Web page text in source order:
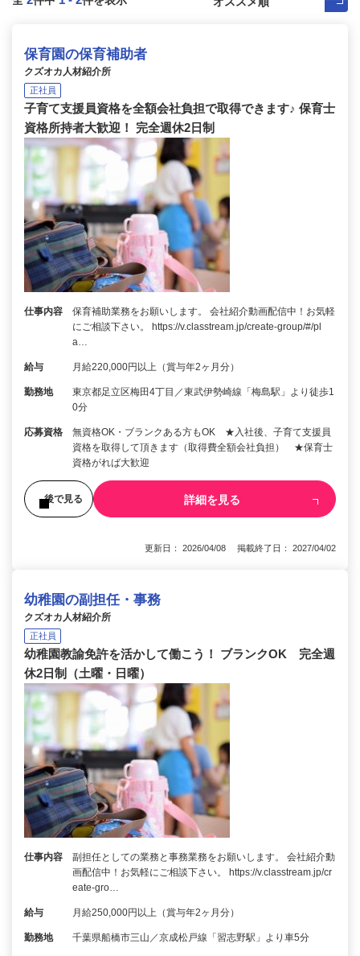
保育園の保育補助者
クズオカ人材紹介所
正社員
子育て支援員資格を全額会社負担で取得できます♪ 保育士
資格所持者大歓迎！ 完全週休2日制
仕事内容
保育補助業務をお願いします。 会社紹介動画配信中！お気軽
にご相談下さい。 https://v.classtream.jp/create-group/#/pl
a…
給与 月給220,000円以上（賞与年2ヶ月分）
勤務地
東京都足立区梅田4丁目／東武伊勢崎線「梅島駅」より徒歩1
0分
応募資格
無資格OK・ブランクある方もOK ★入社後、子育て支援員
資格を取得して頂きます（取得費全額会社負担） ★保育士
資格がれば大歓迎
後で見る 詳細を見る
更新日： 2026/04/08 掲載終了日： 2027/04/02
幼稚園の副担任・事務
クズオカ人材紹介所
正社員
幼稚園教諭免許を活かして働こう！ ブランクOK 完全週
休2日制（土曜・日曜）
仕事内容
副担任としての業務と事務業務をお願いします。 会社紹介動
画配信中！お気軽にご相談下さい。 https://v.classtream.jp/cr
eate-gro…
給与 月給250,000円以上（賞与年2ヶ月分）
勤務地 千葉県船橋市三山／京成松戸線「習志野駅」より車5分